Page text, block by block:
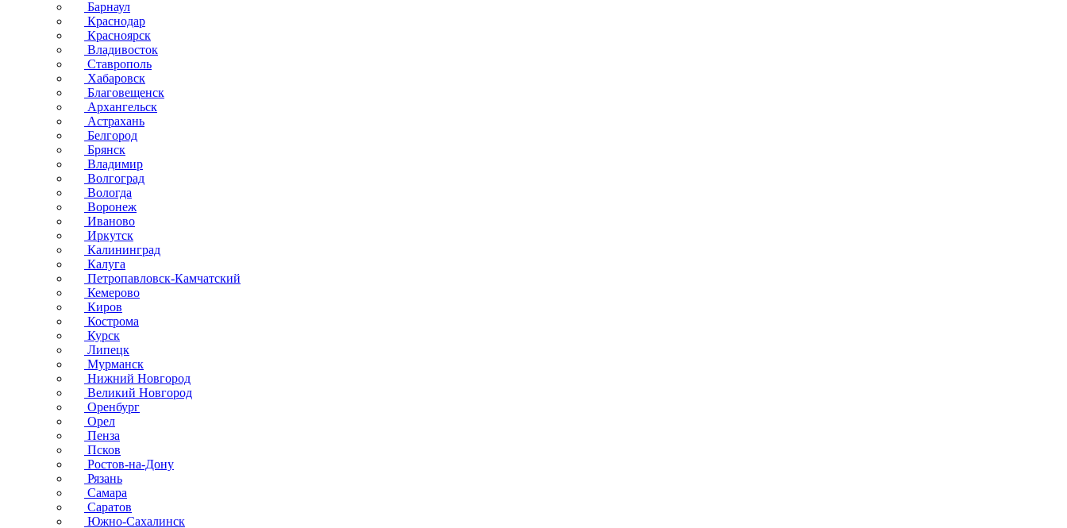
Барнаул
Краснодар
Красноярск
Владивосток
Ставрополь
Хабаровск
Благовещенск
Архангельск
Астрахань
Белгород
Брянск
Владимир
Волгоград
Вологда
Воронеж
Иваново
Иркутск
Калининград
Калуга
Петропавловск-Камчатский
Кемерово
Киров
Кострома
Курск
Липецк
Мурманск
Нижний Новгород
Великий Новгород
Оренбург
Орел
Пенза
Псков
Ростов-на-Дону
Рязань
Самара
Саратов
Южно-Сахалинск